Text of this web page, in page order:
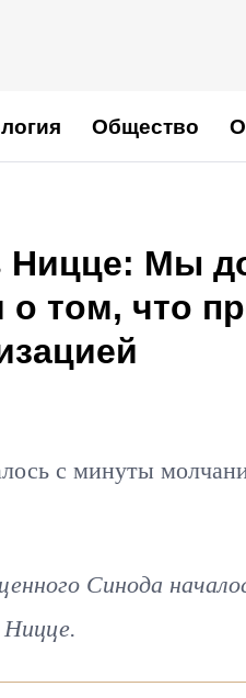
Общество
Ницце: Мы
о том, что
с минуты
Синода